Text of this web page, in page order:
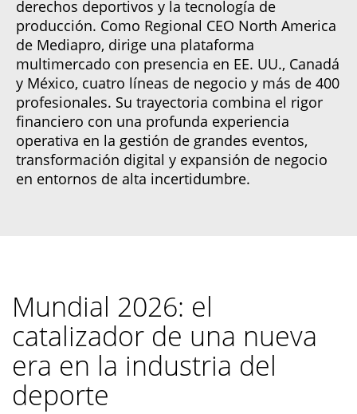
derechos deportivos y la tecnología de
producción. Como Regional CEO North America
de Mediapro, dirige una plataforma
multimercado con presencia en EE. UU., Canadá
y México, cuatro líneas de negocio y más de 400
profesionales. Su trayectoria combina el rigor
financiero con una profunda experiencia
operativa en la gestión de grandes eventos,
transformación digital y expansión de negocio
en entornos de alta incertidumbre.
Mundial 2026: el
catalizador de una nueva
era en la industria del
deporte